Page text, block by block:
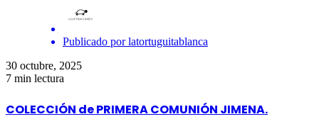
Publicado por latortuguitablanca
30 octubre, 2025
7 min lectura
COLECCIÓN de PRIMERA COMUNIÓN JIMENA.